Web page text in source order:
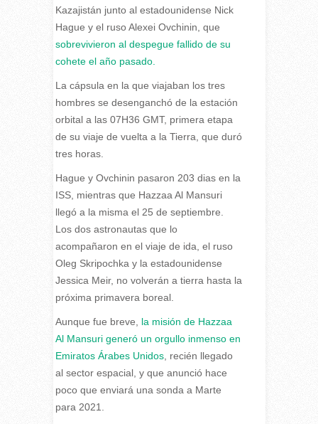
Kazajistán junto al estadounidense Nick
Hague y el ruso Alexei Ovchinin, que
sobrevivieron al despegue fallido de su
cohete el año pasado.
La cápsula en la que viajaban los tres
hombres se desenganchó de la estación
orbital a las 07H36 GMT, primera etapa
de su viaje de vuelta a la Tierra, que duró
tres horas.
Hague y Ovchinin pasaron 203 dias en la
ISS, mientras que Hazzaa Al Mansuri
llegó a la misma el 25 de septiembre.
Los dos astronautas que lo
acompañaron en el viaje de ida, el ruso
Oleg Skripochka y la estadounidense
Jessica Meir, no volverán a tierra hasta la
próxima primavera boreal.
Aunque fue breve, la misión de Hazzaa
Al Mansuri generó un orgullo inmenso en
Emiratos Árabes Unidos, recién llegado
al sector espacial, y que anunció hace
poco que enviará una sonda a Marte
para 2021.